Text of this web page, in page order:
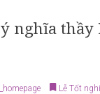
nghĩa
Lễ Tốt